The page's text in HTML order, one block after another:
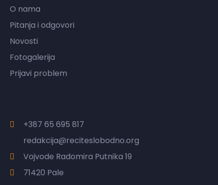
O nama
Pitanja i odgovori
Novosti
Fotogalerija
Prijavi problem
+387 65 695 817
redakcija@reciteslobodno.org
Vojvode Radomira Putnika 19
71420 Pale